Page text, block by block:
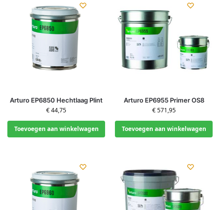
Arturo EP6850 Hechtlaag Plint
€44,75
Toevoegen aan winkelwagen
Arturo EP6955 Primer OS8
€571,95
Toevoegen aan winkelwagen